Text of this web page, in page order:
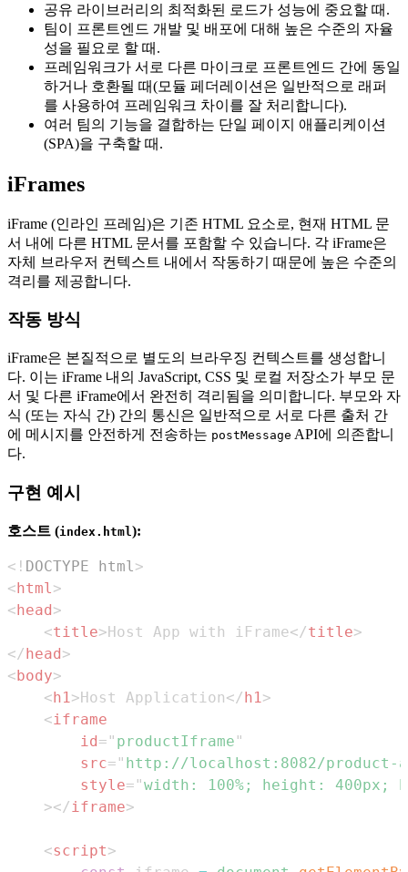
공유 라이브러리의 최적화된 로드가 성능에 중요할 때.
팀이 프론트엔드 개발 및 배포에 대해 높은 수준의 자율
성을 필요로 할 때.
프레임워크가 서로 다른 마이크로 프론트엔드 간에 동일
하거나 호환될 때(모듈 페더레이션은 일반적으로 래퍼
를 사용하여 프레임워크 차이를 잘 처리합니다).
여러 팀의 기능을 결합하는 단일 페이지 애플리케이션
(SPA)을 구축할 때.
iFrames
iFrame (인라인 프레임)은 기존 HTML 요소로, 현재 HTML 문
서 내에 다른 HTML 문서를 포함할 수 있습니다. 각 iFrame은
자체 브라우저 컨텍스트 내에서 작동하기 때문에 높은 수준의
격리를 제공합니다.
작동 방식
iFrame은 본질적으로 별도의 브라우징 컨텍스트를 생성합니
다. 이는 iFrame 내의 JavaScript, CSS 및 로컬 저장소가 부모 문
서 및 다른 iFrame에서 완전히 격리됨을 의미합니다. 부모와 자
식 (또는 자식 간) 간의 통신은 일반적으로 서로 다른 출처 간
에 메시지를 안전하게 전송하는 postMessage API에 의존합니
다.
구현 예시
호스트 (index.html ):
<! DOCTYPE html >
<html >
<head>
<title>Host App with iFrame</title>
</head>
<body>
<h1 >Host Application</h1 >
<iframe
id= " productIframe "
src= " http://localhost:8082/product-
style= "width : 100% ; height : 400px ;
></ iframe>
<script>